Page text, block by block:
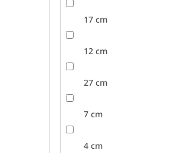
17 cm
12 cm
27 cm
7 cm
4 cm